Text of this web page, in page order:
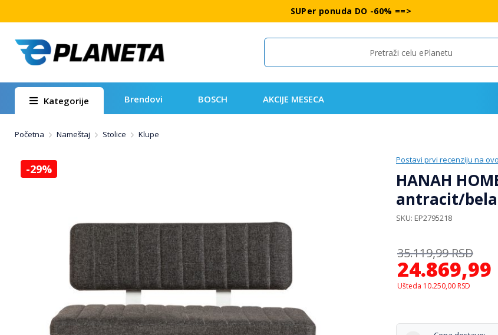
SUPer ponuda DO -60% ==>
Search
Kategorije Brendovi BOSCH AKCIJE MESECA
Početna Nameštaj Stolice Klupe
Postavi prvi recenziju na
HANAH
antracit/bela
SKU EP2795218
24.869,99
35.119,99RSD
Ušteda 10.250,00 RSD
-29%